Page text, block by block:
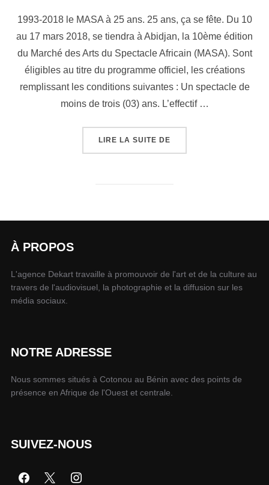
1993-2018 le MASA à 25 ans. 25 ans, ça se fête. Du 10
au 17 mars 2018, se tiendra à Abidjan, la 10ème édition
du Marché des Arts du Spectacle Africain (MASA). Sont
éligibles au titre du programme officiel, les créations
remplissant les conditions suivantes : Un spectacle de
moins de trois (03) ans. L’effectif …
LIRE LA SUITE DE
À PROPOS
L'agence Dekart travaille à promouvoir de l'art et de la culture au
travers de l'audiovisuel, la photographie et la diffusion sur les
média sociaux.
NOTRE ADRESSE
Nous sommes situés à Cotonou au Bénin avec des points de
présence en Afrique de l'Ouest et centrale.
SUIVEZ-NOUS